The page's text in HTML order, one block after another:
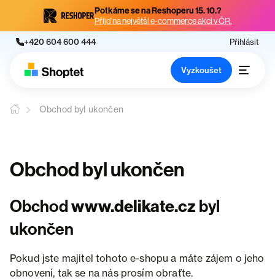
Potkáme se na Reshoperu 15. 10.?
Přijď na největší e-commerce akci v ČR.
+420 604 600 444 Přihlásit
Vyzkoušet
Obchod byl ukončen
Obchod byl ukončen
Obchodwww.delikate.cz byl
ukončen
Pokud jste majitel tohoto e-shopu a máte zájem o jeho
obnovení, tak se na nás prosím obraťte.